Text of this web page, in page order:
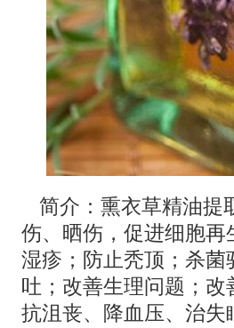
简介：熏衣草精油提
伤、晒伤，促进细胞
湿疹；防止秃顶；杀
吐；改善生理问题；
抗沮丧、降血压、治